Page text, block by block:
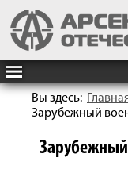
Вы здесь:
Зарубежный